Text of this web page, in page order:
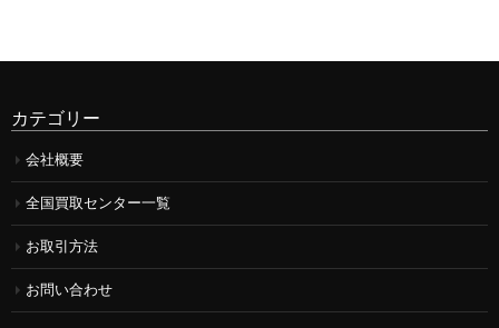
カテゴリー
会社概要
全国買取センター一覧
お取引方法
お問い合わせ